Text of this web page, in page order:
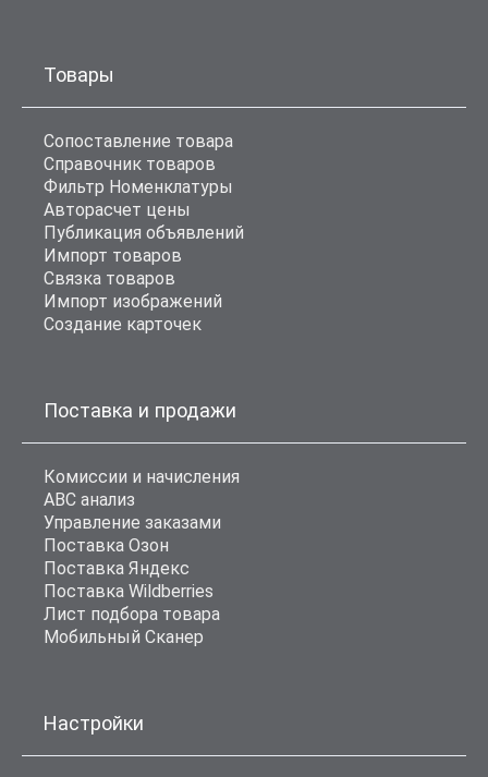
Товары
Сопоставление товара
Справочник товаров
Фильтр Номенклатуры
Авторасчет цены
Публикация объявлений
Импорт товаров
Связка товаров
Импорт изображений
Создание карточек
Поставка и продажи
Комиссии и начисления
ABC анализ
Управление заказами
Поставка Озон
Поставка Яндекс
Поставка Wildberries
Лист подбора товара
Мобильный Сканер
Настройки